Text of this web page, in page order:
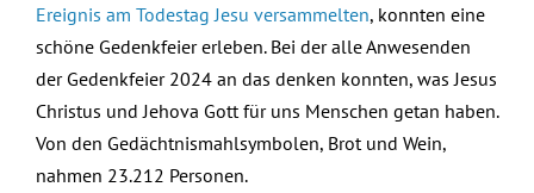
Ereignis am Todestag Jesu versammelten, konnten eine
schöne Gedenkfeier erleben. Bei der alle Anwesenden
der Gedenkfeier 2024 an das denken konnten, was Jesus
Christus und Jehova Gott für uns Menschen getan haben.
Von den Gedächtnismahlsymbolen, Brot und Wein,
nahmen 23.212 Personen.